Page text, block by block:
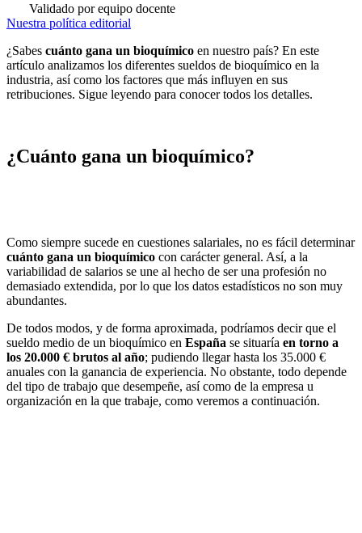
Validado por equipo docente
Nuestra política editorial
¿Sabes cuánto gana un bioquímico en nuestro país? En este
artículo analizamos los diferentes sueldos de bioquímico en la
industria, así como los factores que más influyen en sus
retribuciones. Sigue leyendo para conocer todos los detalles.
¿Cuánto gana un bioquímico?
Como siempre sucede en cuestiones salariales, no es fácil determinar
cuánto gana un bioquímico con carácter general. Así, a la
variabilidad de salarios se une al hecho de ser una profesión no
demasiado extendida, por lo que los datos estadísticos no son muy
abundantes.
De todos modos, y de forma aproximada, podríamos decir que el
sueldo medio de un bioquímico en España se situaría en torno a
los 20.000 € brutos al año; pudiendo llegar hasta los 35.000 €
anuales con la ganancia de experiencia. No obstante, todo depende
del tipo de trabajo que desempeñe, así como de la empresa u
organización en la que trabaje, como veremos a continuación.